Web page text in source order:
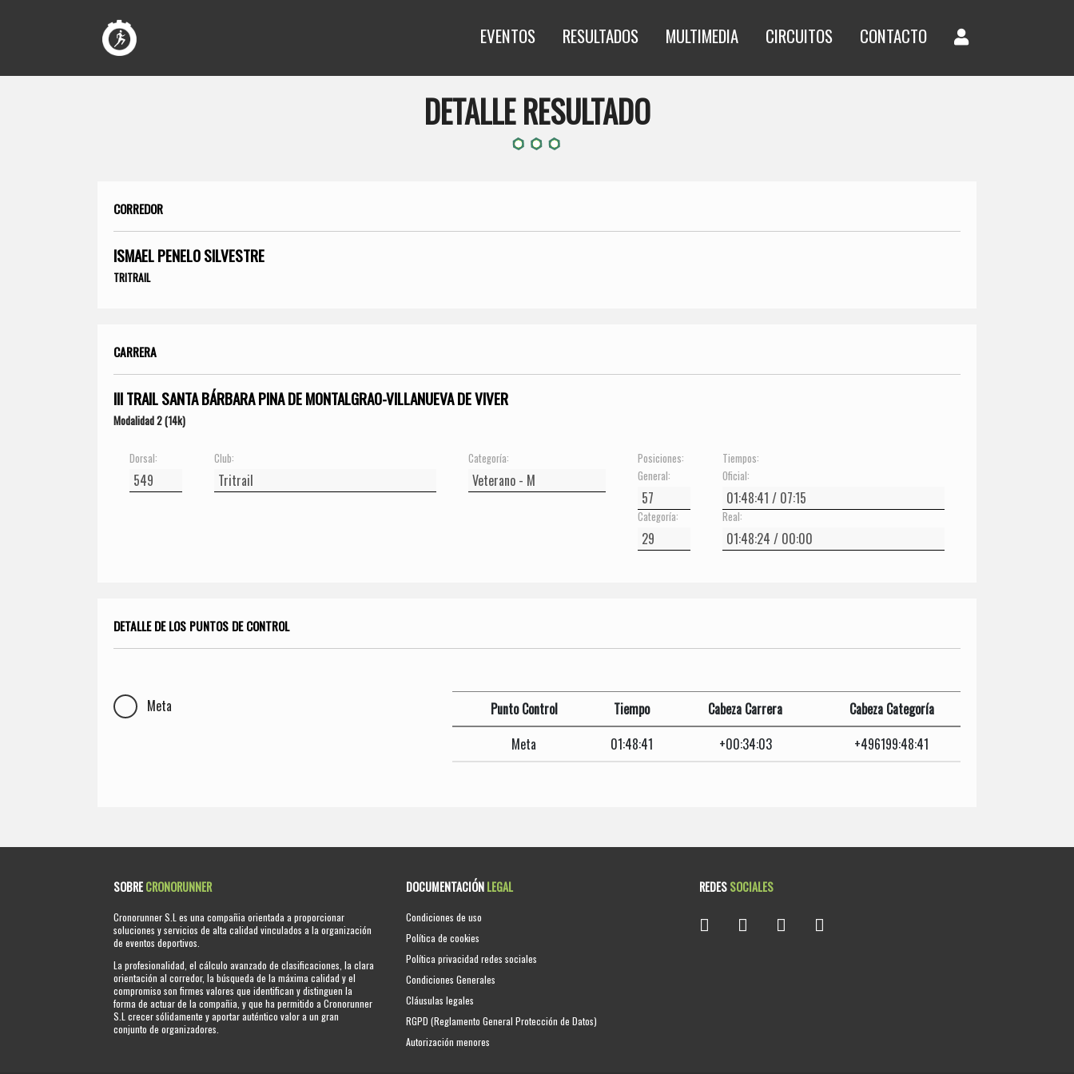
EVENTOS RESULTADOS MULTIMEDIA CIRCUITOS CONTACTO
DETALLE RESULTADO
CORREDOR
ISMAEL PENELO SILVESTRE
TRITRAIL
CARRERA
III TRAIL SANTA BÁRBARA PINA DE MONTALGRAO-VILLANUEVA DE VIVER
Modalidad 2 (14k)
Dorsal: Club: Categoría:
Posiciones:
General:
Categoría:
Tiempos:
Oficial:
Real:
DETALLE DE LOS PUNTOS DE CONTROL
Meta Punto Control Tiempo Cabeza Carrera
Cabeza Categoría
Meta
01:48:41 +00:34:03 +496199:48:41
SOBRECRONORUNNER
Cronorunner S.L es una compañia orientada a proporcionar
soluciones y servicios de alta calidad vinculados a la organización
de eventos deportivos.
La profesionalidad, el cálculo avanzado de clasificaciones, la clara
orientación al corredor, la búsqueda de la máxima calidad y el
compromiso son firmes valores que identifican y distinguen la
forma de actuar de la compañia, y que ha permitido a Cronorunner
S.L crecer sólidamente y aportar auténtico valor a un gran
conjunto de organizadores.
DOCUMENTACIÓNLEGAL
Condiciones de uso
Política de cookies
Política privacidad redes sociales
Condiciones Generales
Cláusulas legales
RGPD (Reglamento General Protección de Datos)
Autorización menores
REDESSOCIALES